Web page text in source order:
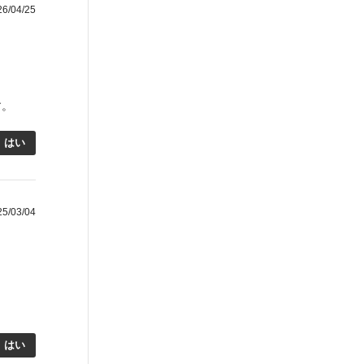
04/25
はい
03/04
はい